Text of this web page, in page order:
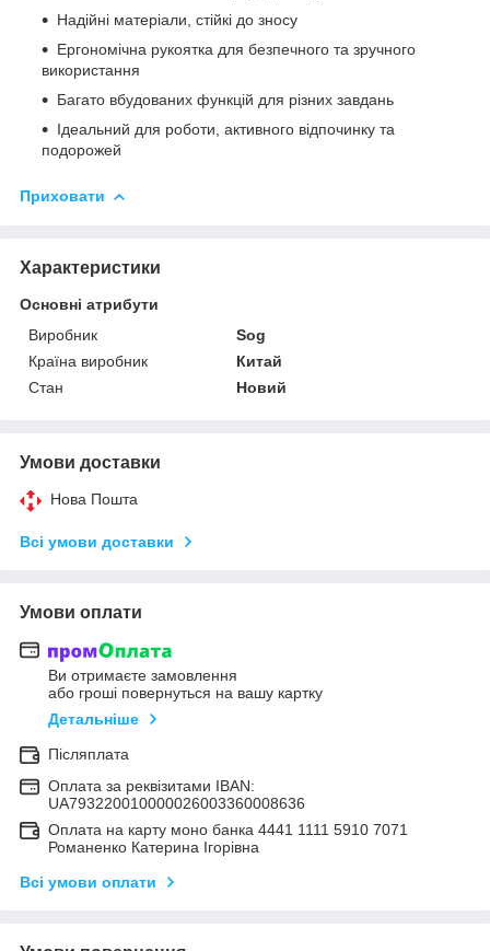
Надійні матеріали, стійкі до зносу
Ергономічна рукоятка для безпечного та зручного
використання
Багато вбудованих функцій для різних завдань
Ідеальний для роботи, активного відпочинку та
подорожей
Приховати
Характеристики
Основні атрибути
Виробник
Sog
Країна виробник
Китай
Стан
Новий
Умови доставки
Нова Пошта
Всі умови доставки
Умови оплати
Ви отримаєте замовлення
або гроші повернуться на вашу картку
Детальніше
Післяплата
Оплата за реквізитами IBAN:
UA793220010000026003360008636
Оплата на карту моно банка 4441 1111 5910 7071
Романенко Катерина Ігорівна
Всі умови оплати